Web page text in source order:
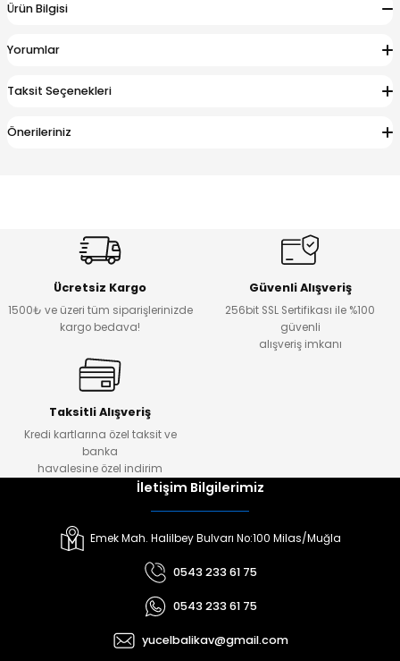
Ürün Bilgisi
Yorumlar
Taksit Seçenekleri
Önerileriniz
Ücretsiz Kargo
1500₺ ve üzeri tüm siparişlerinizde
kargo bedava!
Güvenli Alışveriş
256bit SSL Sertifikası ile %100
güvenli
alışveriş imkanı
Taksitli Alışveriş
Kredi kartlarına özel taksit ve
banka
havalesine özel indirim
İletişim Bilgilerimiz
Emek Mah. Halilbey Bulvarı No:100 Milas/Muğla
0543 233 61 75
0543 233 61 75
yucelbalikav@gmail.com